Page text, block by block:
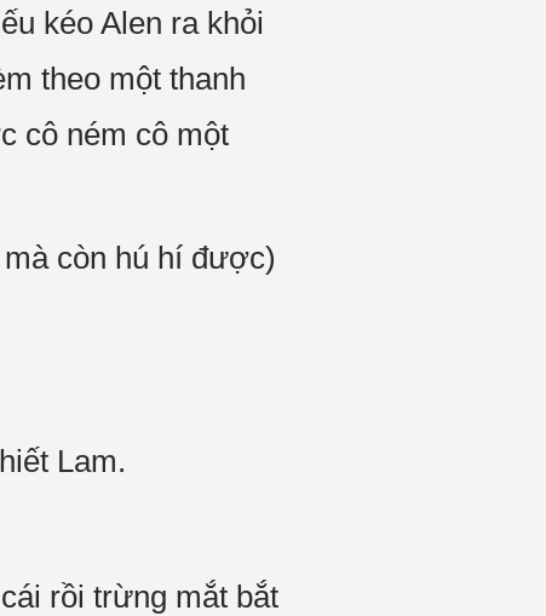
kéo Alen ra khỏi
theo một thanh
cô ném cô một
còn hú hí được)
Lam.
rồi trừng mắt bắt